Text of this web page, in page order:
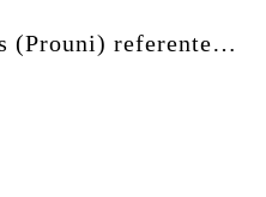
(Prouni) referente…